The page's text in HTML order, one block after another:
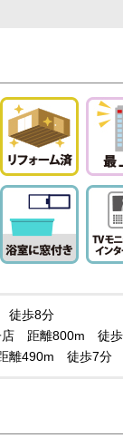
徒歩8分
店 距離800m 徒
離490m 徒歩7分